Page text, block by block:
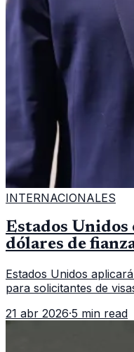
INTERNACIONALES
Estados
dólares de
Estados Unidos
para solicitantes de
nuevas políticas
21 abr 2026·5 min read